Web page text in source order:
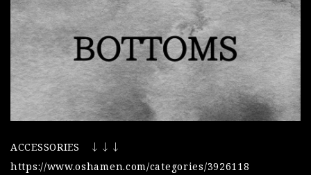
ACCESSORIES ↓↓↓
https://www.oshamen.com/categories/3926118